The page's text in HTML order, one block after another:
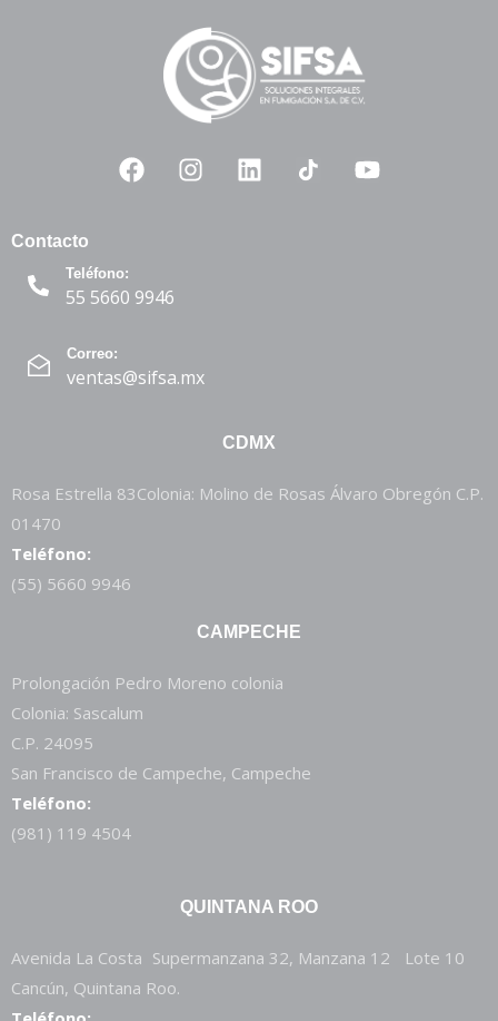
Contacto
Teléfono:
55 5660 9946
Correo:
ventas@sifsa.mx
CDMX
Rosa Estrella 83Colonia: Molino de Rosas Álvaro Obregón C.P.
01470
Teléfono:
(55) 5660 9946
CAMPECHE
Prolongación Pedro Moreno colonia
Colonia: Sascalum
C.P. 24095
San Francisco de Campeche, Campeche
Teléfono:
(981) 119 4504
QUINTANA ROO
Avenida La Costa Supermanzana 32, Manzana 12 Lote 10
Cancún, Quintana Roo.